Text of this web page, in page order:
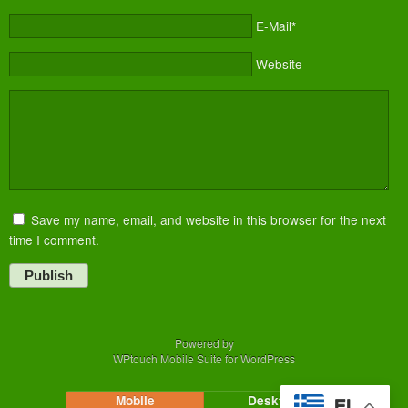
E-Mail*
Website
Save my name, email, and website in this browser for the next
time I comment.
Publish
Powered by
WPtouch Mobile Suite for WordPress
Mobile Desktop